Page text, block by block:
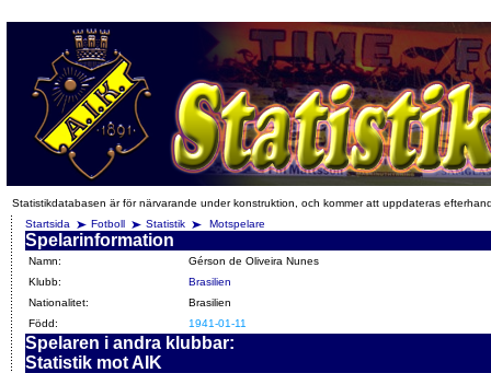
Statistikdatabasen är för närvarande under konstruktion, och kommer att uppdateras
Startsida
Fotboll Statistik Motspelare
Spelarinformation
Namn:
Gérson de Oliveira Nunes
Klubb:
Brasilien
Nationalitet:
Brasilien
Född:
1941-01-11
Spelaren i andra klubbar:
Statistik mot AIK